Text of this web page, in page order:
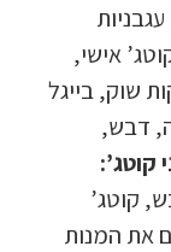
אישי,
שוק, בייגל
דבש,
קוטג’:
קוטג’
את המנות